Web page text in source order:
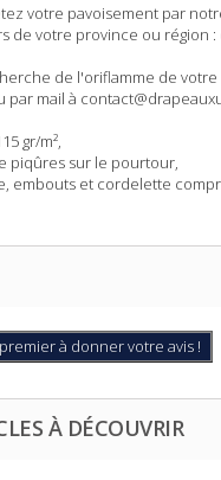
votre pavoisement par
de votre province ou région
de l'oriflamme de
par mail à
gr/m²,
piqûres sur le pourtour,
embouts et cordelette
à donner votre avis !
À DÉCOUVRIR